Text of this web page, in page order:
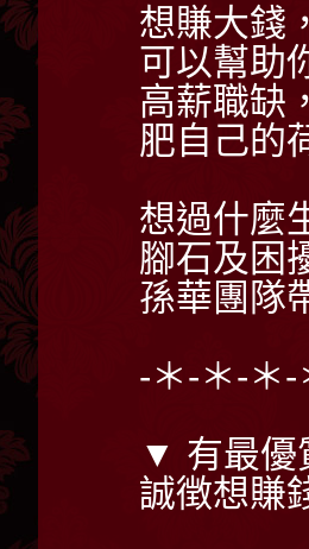
想賺大錢
可以幫助
高薪職缺
肥自己的
想過什麼
腳石及困
孫華團隊
-＊-＊-＊
▼ 有最優
誠徴想賺